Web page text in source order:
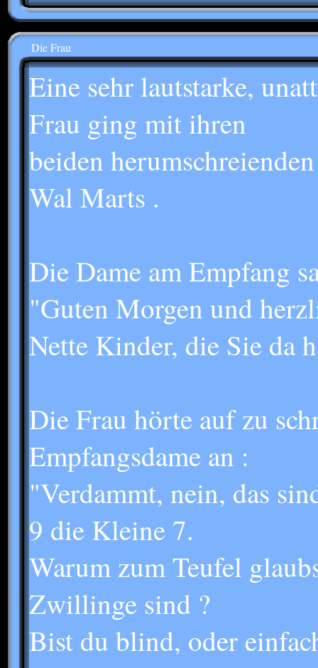
Die Frau
Eine sehr lautstarke,
Frau ging mit ihren
beiden
Wal Marts .
Die Dame am Empfang
"Guten Morgen und
Nette Kinder, die Sie da
Die Frau hörte auf zu
Empfangsdame an :
"Verdammt, nein, das
9 die Kleine 7.
Warum zum Teufel
Zwillinge sind ?
Bist du blind, oder